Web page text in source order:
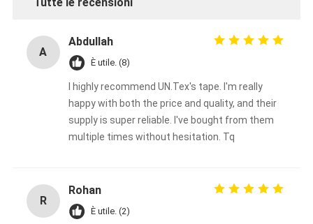
A
Abdullah
È utile. (8)
I highly recommend UN.Tex's tape. I'm really
happy with both the price and quality, and their
supply is super reliable. I've bought from them
multiple times without hesitation. Tq
R
Rohan
È utile. (2)